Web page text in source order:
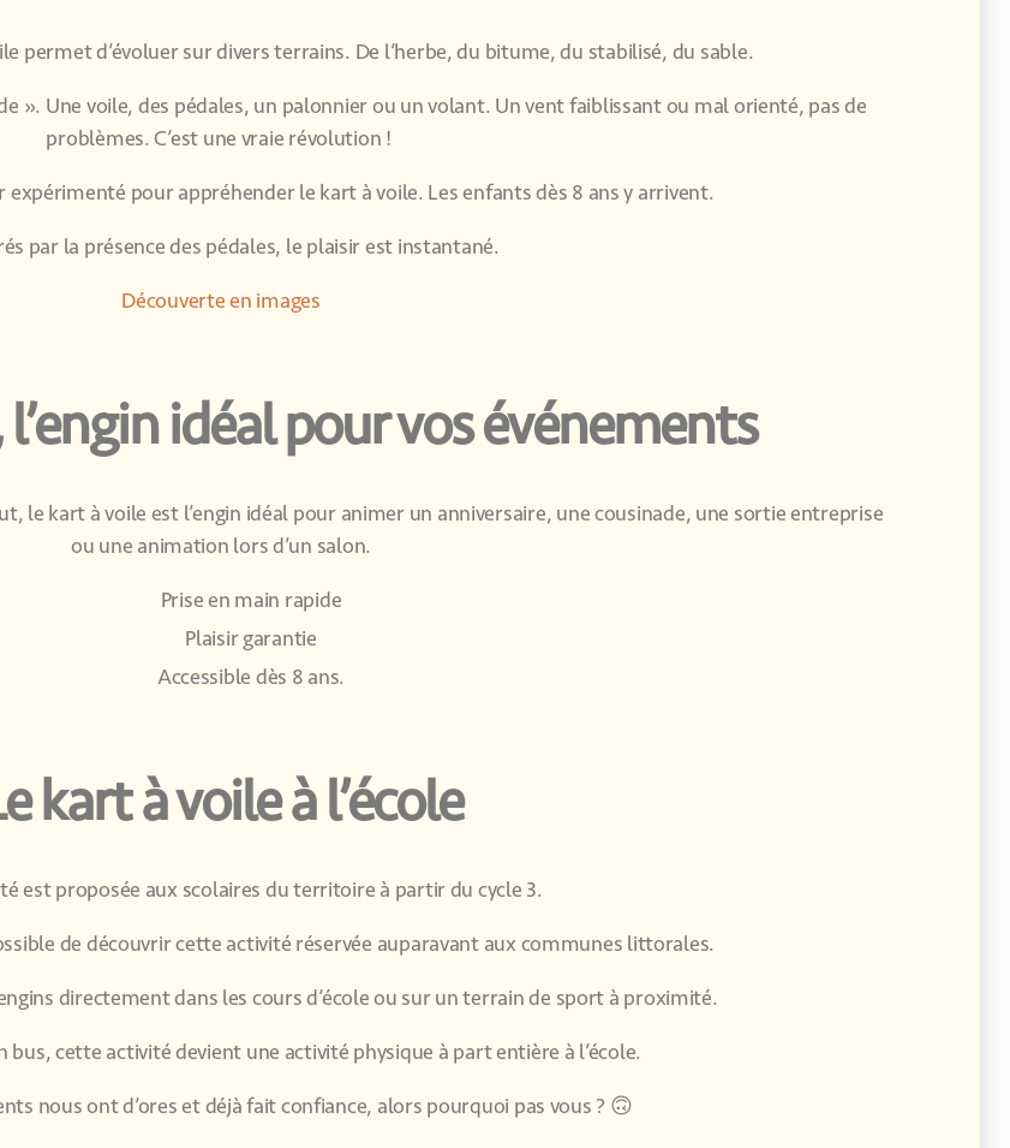
permet d’évoluer sur divers terrains. De l’herbe, du bitume, du stabilisé, du sable.
». Une voile, des pédales, un palonnier ou un volant. Un vent faiblissant ou mal orienté, pas de
problèmes. C’est une vraie révolution !
expérimenté pour appréhender le kart à voile. Les enfants dès 8 ans y arrivent.
par la présence des pédales, le plaisir est instantané.
Découverte en images
idéal pour vos événements
le kart à voile est l’engin idéal pour animer un anniversaire, une cousinade, une sortie entreprise
ou une animation lors d’un salon.
Prise en main rapide
Plaisir garantie
Accessible dès 8 ans.
kart à voile à l’école
est proposée aux scolaires du territoire à partir du cycle 3.
de découvrir cette activité réservée auparavant aux communes littorales.
directement dans les cours d’école ou sur un terrain de sport à proximité.
bus, cette activité devient une activité physique à part entière à l’école.
nous ont d’ores et déjà fait confiance, alors pourquoi pas vous ? 🙃